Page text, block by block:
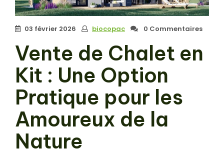
03 février 2026 biocopac 0 Commentaires
Vente de Chalet en
Kit : Une Option
Pratique pour les
Amoureux de la
Nature